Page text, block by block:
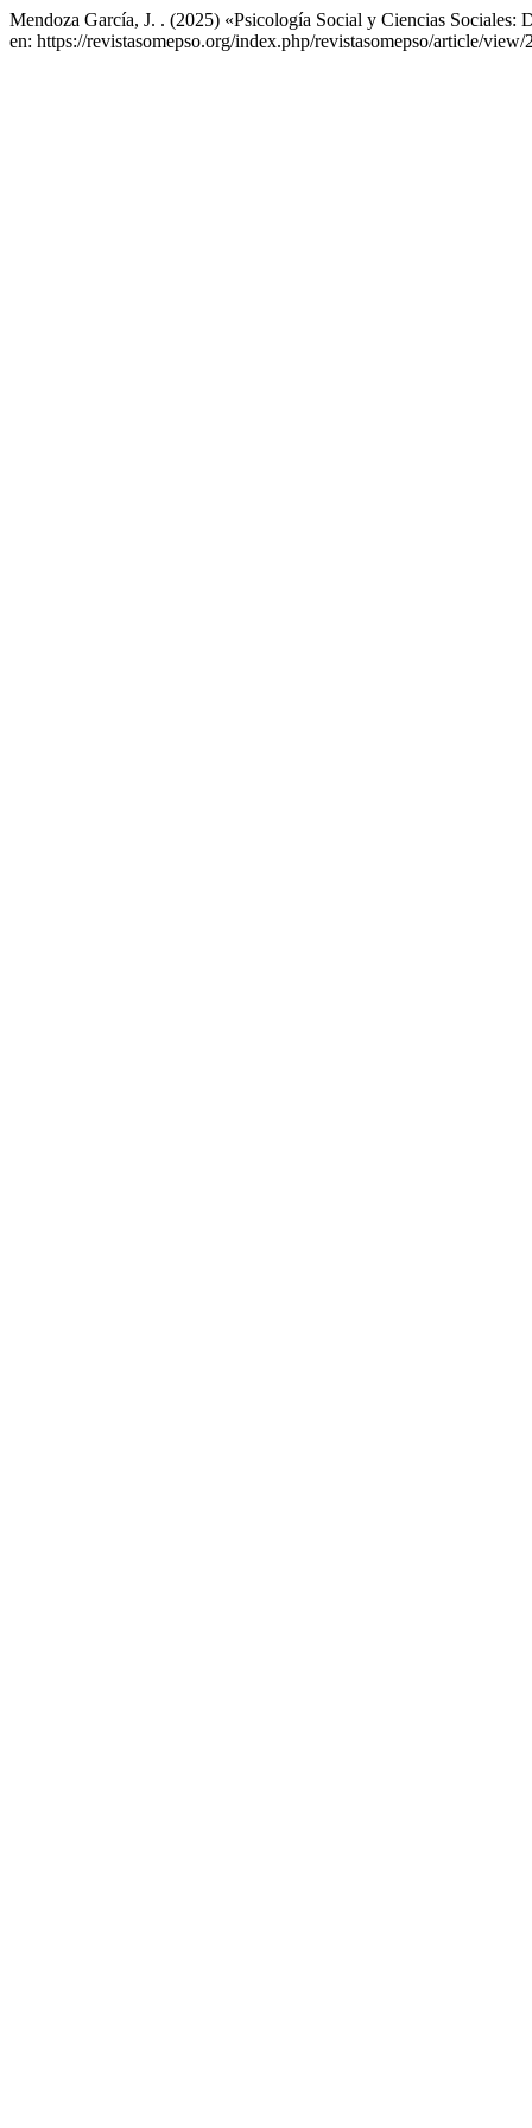
Mendoza García, J. . (2025) «Psicología Social y Ciencias Sociales:
en: https://revistasomepso.org/index.php/revistasomepso/article/